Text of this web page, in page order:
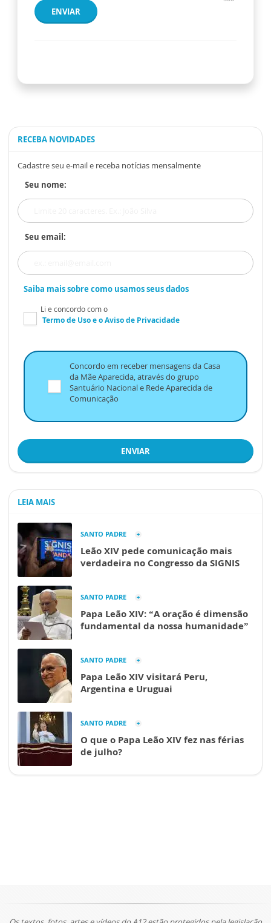
ENVIAR
RECEBA NOVIDADES
Cadastre seu e-mail e receba notícias mensalmente
Seu nome:
Seu email:
Saiba mais sobre como usamos seus dados
Li e concordo com o
Termo de Usoe oAviso de Privacidade
Concordo em receber mensagens da Casa
da Mãe Aparecida, através do grupo
Santuário Nacional e Rede Aparecida de
Comunicação
ENVIAR
LEIA MAIS
SANTO PADRE
Leão XIV pede comunicação mais
verdadeira no Congresso da SIGNIS
SANTO PADRE
Papa Leão XIV: “A oração é dimensão
fundamental da nossa humanidade”
SANTO PADRE
Papa Leão XIV visitará Peru,
Argentina e Uruguai
SANTO PADRE
O que o Papa Leão XIV fez nas férias
de julho?